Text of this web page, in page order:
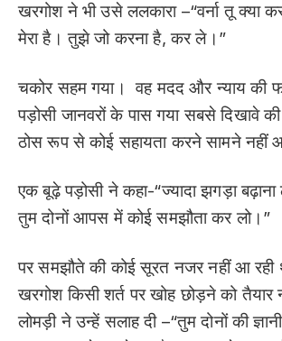
खरगोश ने भी उसे ललकारा –“वर्ना तू क्या
मेरा है। तुझे जो करना है, कर ले।”
चकोर सहम गया। वह मदद और न्याय की
पड़ोसी जानवरों के पास गया सबसे दिखावे
ठोस रूप से कोई सहायता करने सामने नहीं
एक बूढ़े पड़ोसी ने कहा-“ज्यादा झगड़ा बढ़ाना
तुम दोनों आपस में कोई समझौता कर लो।”
पर समझौते की कोई सूरत नजर नहीं आ रही
खरगोश किसी शर्त पर खोह छोड़ने को
लोमड़ी ने उन्हें सलाह दी –“तुम दोनों की